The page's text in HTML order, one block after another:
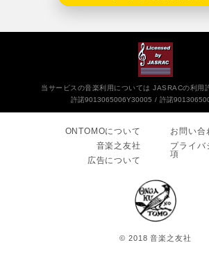
当サービスの音楽利用については JASRACの利用
許諾9013065006Y30005
許諾
ONTOMOについて
音楽之友社
広告について
お問い合
プライバ
項
© 2018 音楽之友社